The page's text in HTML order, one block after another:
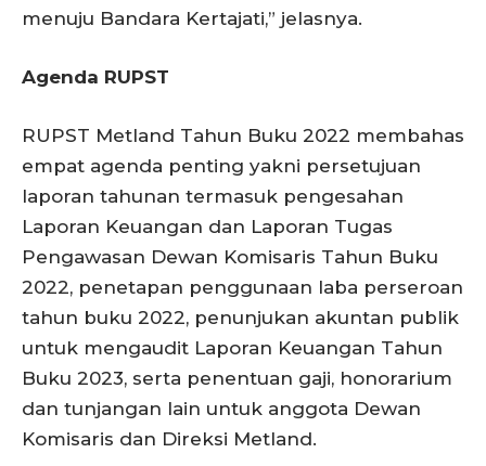
menuju Bandara Kertajati,” jelasnya.
Agenda RUPST
RUPST Metland Tahun Buku 2022 membahas
empat agenda penting yakni persetujuan
laporan tahunan termasuk pengesahan
Laporan Keuangan dan Laporan Tugas
Pengawasan Dewan Komisaris Tahun Buku
2022, penetapan penggunaan laba perseroan
tahun buku 2022, penunjukan akuntan publik
untuk mengaudit Laporan Keuangan Tahun
Buku 2023, serta penentuan gaji, honorarium
dan tunjangan lain untuk anggota Dewan
Komisaris dan Direksi Metland.